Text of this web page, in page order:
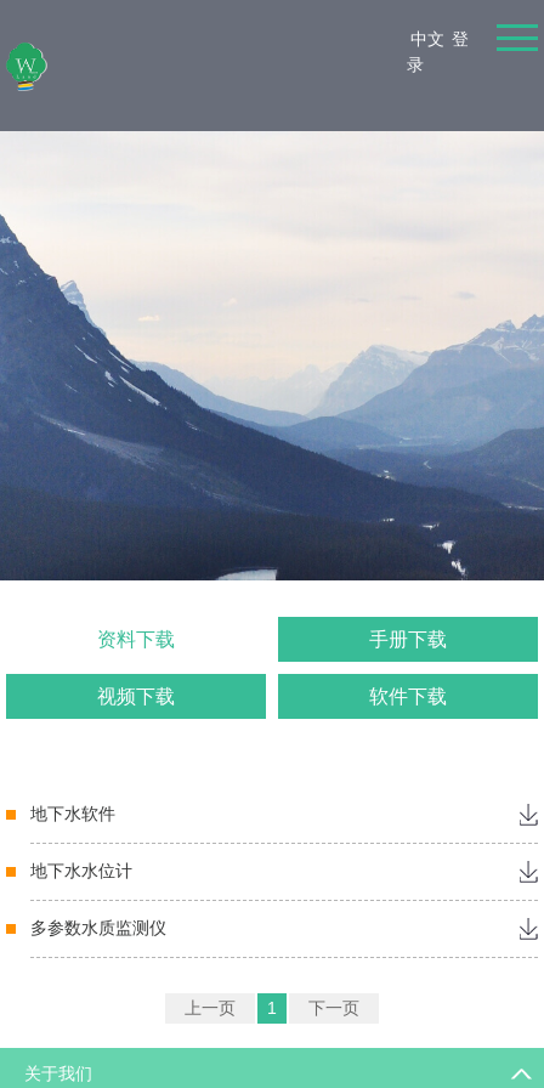
中文 登
录
资料下载 手册下载
视频下载 软件下载
地下水软件
地下水水位计
多参数水质监测仪
上一页 1 下一页
关于我们